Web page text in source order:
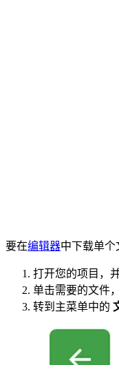
要在编辑器中下载单个
打开您的项目，
单击需要的文件
转到主菜单中的